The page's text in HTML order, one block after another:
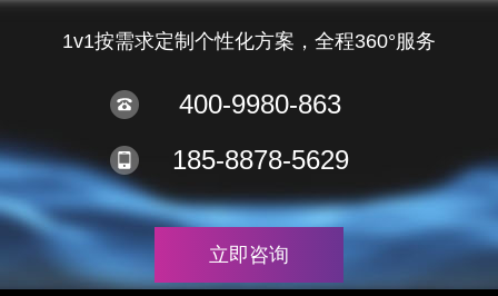
1v1按需求定制个性化方案，全程360°服务
400-9980-863
185-8878-5629
立即咨询